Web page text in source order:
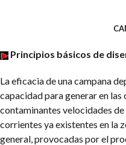
Buscador de
Matriz Premium
Principios básicos de
La eficacia de una campana
capacidad para generar en
contaminantes velocidades
corrientes ya existentes en la
general, provocadas por el